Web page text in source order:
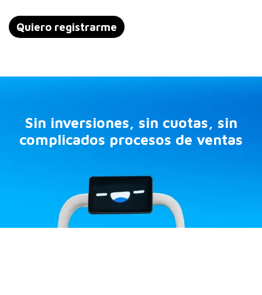
Quiero registrarme
Sin inversiones, sin cuotas, sin
complicados procesos de ventas